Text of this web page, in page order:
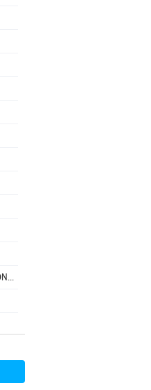
VILLAMANRIQUE DE LA CONDESA